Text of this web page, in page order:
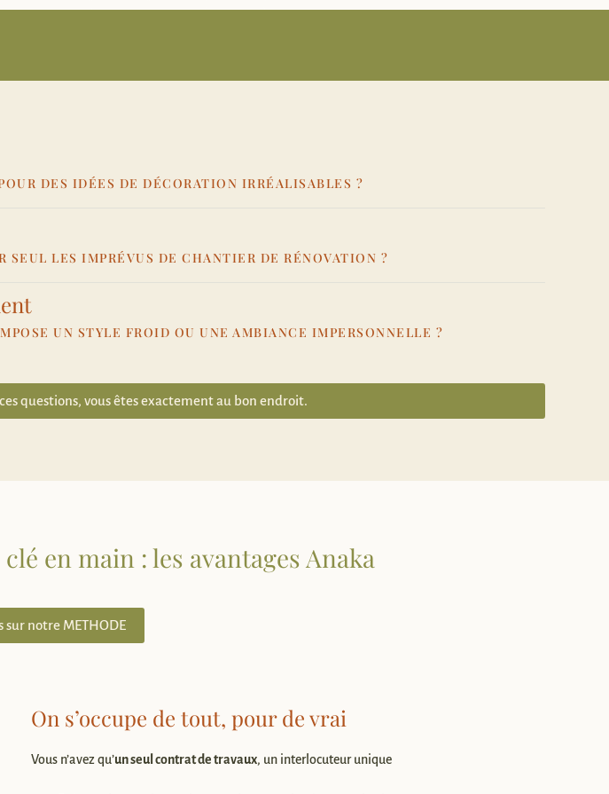
DES IDÉES DE DÉCORATION IRRÉALISABLES ?
SEUL LES IMPRÉVUS DE CHANTIER DE RÉNOVATION ?
UN STYLE FROID OU UNE AMBIANCE IMPERSONNELLE ?
questions, vous êtes exactement au bon endroit.
en main : les avantages Anaka
sur notre METHODE
On s’occupe de tout, pour de vrai
Vous n’avez qu’un seul contrat de travaux, un interlocuteur unique